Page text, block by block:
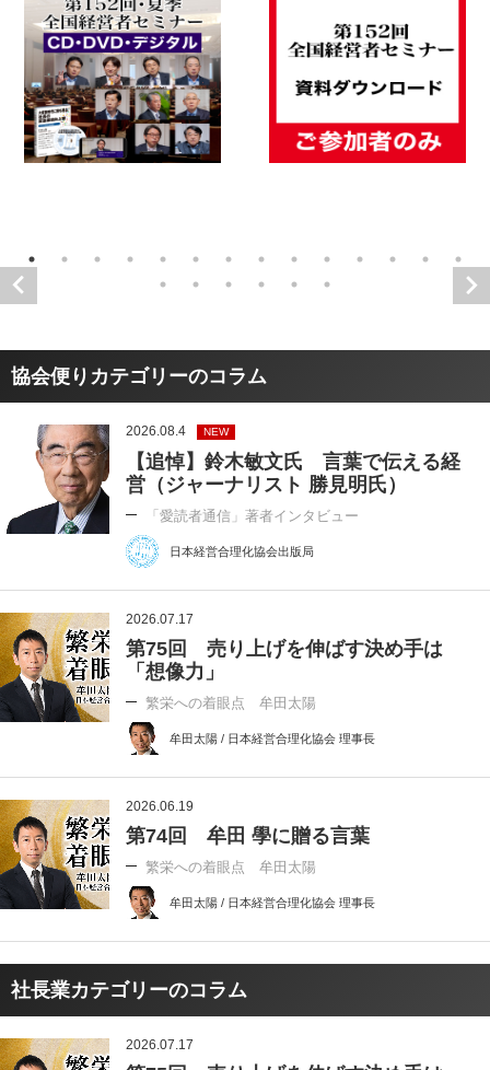
協会便りカテゴリーのコラム
2026.08.4 NEW
【追悼】鈴木敏文氏 言葉で伝える経
営（ジャーナリスト 勝見明氏）
「愛読者通信」著者インタビュー
日本経営合理化協会出版局
2026.07.17
第75回 売り上げを伸ばす決め手は
「想像力」
繁栄への着眼点 牟田太陽
牟田太陽 / 日本経営合理化協会 理事長
2026.06.19
第74回 牟田 學に贈る言葉
繁栄への着眼点 牟田太陽
牟田太陽 / 日本経営合理化協会 理事長
社長業カテゴリーのコラム
2026.07.17